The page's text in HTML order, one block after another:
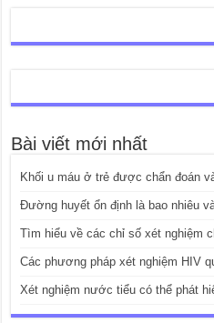
Bài viết mới nhất
Khối u máu ở trẻ được chẩn đoán
Đường huyết ổn định là bao nhiêu
Tìm hiểu về các chỉ số xét nghiệm
Các phương pháp xét nghiệm HIV
Xét nghiệm nước tiểu có thể phát